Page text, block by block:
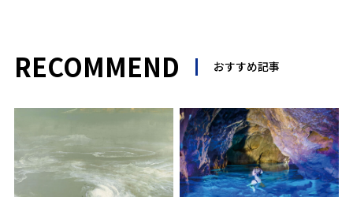
RECOMMEND おすすめ記事